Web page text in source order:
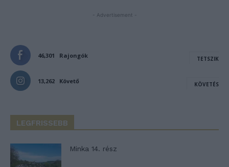
- Advertisement -
46,301 Rajongók TETSZIK
13,262 Követő KÖVETÉS
LEGFRISSEBB
Minka 14. rész